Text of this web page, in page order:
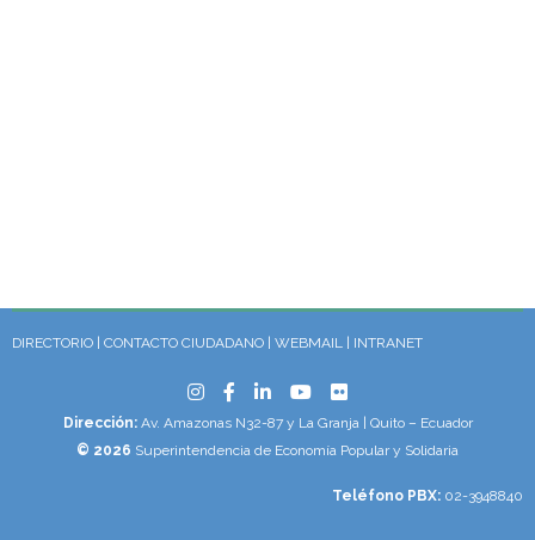
DIRECTORIO CONTACTO CIUDADANO WEBMAIL INTRANET
Dirección:Av. Amazonas N32-87 y La Granja | Quito – Ecuador
© 2026 Superintendencia de Economía Popular y Solidaria
Teléfono PBX: 02-3948840